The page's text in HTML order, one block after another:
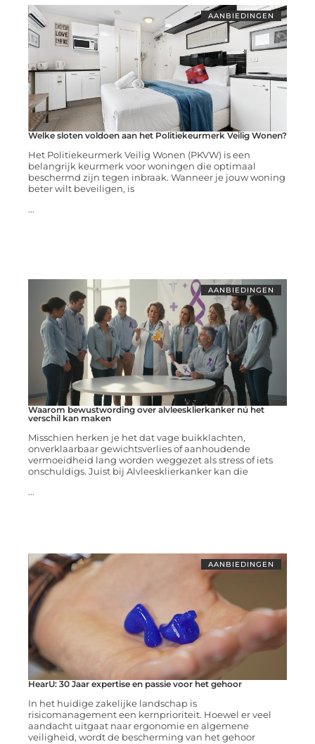
AANBIEDINGEN
Welke sloten voldoen aan het Politiekeurmerk Veilig Wonen?
Het Politiekeurmerk Veilig Wonen (PKVW) is een
belangrijk keurmerk voor woningen die optimaal
beschermd zijn tegen inbraak. Wanneer je jouw woning
beter wilt beveiligen, is
...
AANBIEDINGEN
Waarom bewustwording over alvleesklierkanker nú het
verschil kan maken
Misschien herken je het dat vage buikklachten,
onverklaarbaar gewichtsverlies of aanhoudende
vermoeidheid lang worden weggezet als stress of iets
onschuldigs. Juist bij Alvleesklierkanker kan die
...
AANBIEDINGEN
HearU: 30 Jaar expertise en passie voor het gehoor
In het huidige zakelijke landschap is
risicomanagement een kernprioriteit. Hoewel er veel
aandacht uitgaat naar ergonomie en algemene
veiligheid, wordt de bescherming van het gehoor